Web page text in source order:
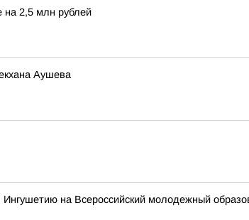
на 2,5 млн рублей
Аушева
на Всероссийский молодежный